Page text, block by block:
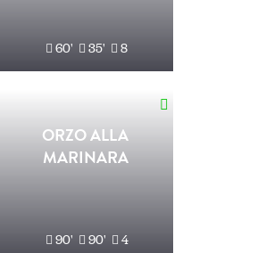
60' 35' 8
ORZO ALLA
MARINARA
90' 90' 4